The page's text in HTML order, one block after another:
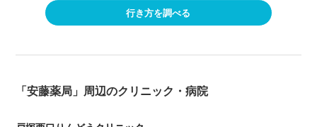
行き方を調べる
「安藤薬局」周辺のクリニック・病院